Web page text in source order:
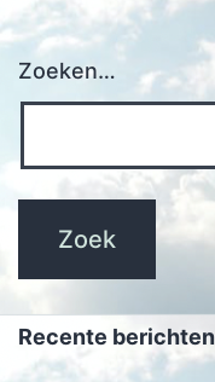
Zoeken…
Recente berichten